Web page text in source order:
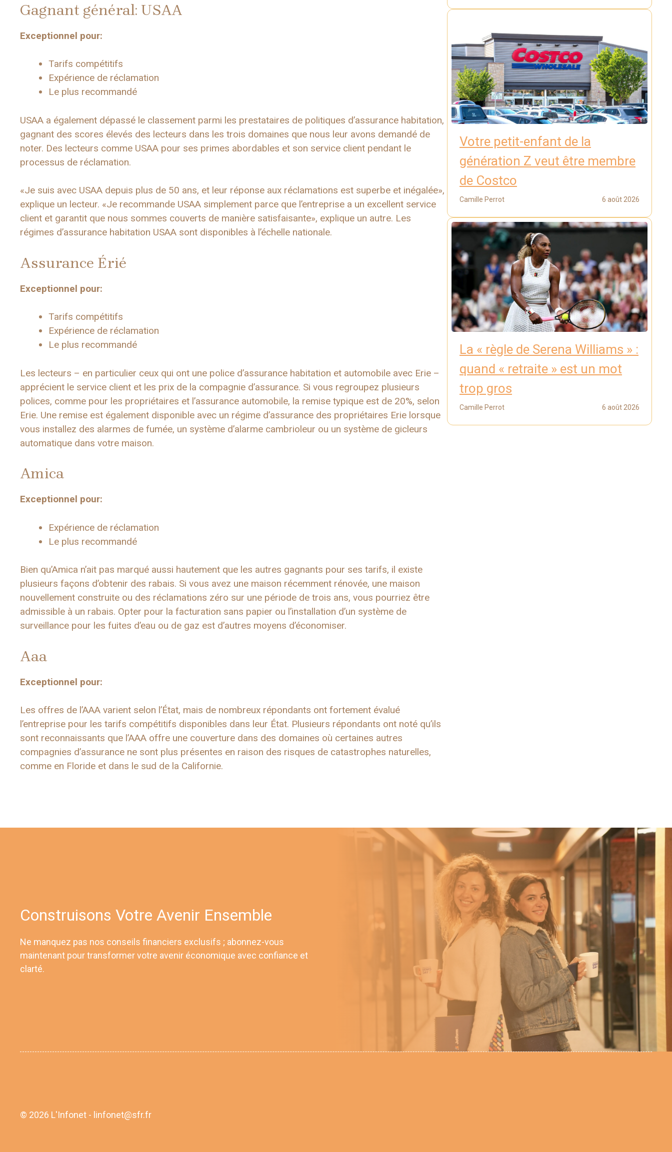
Gagnant général: USAA
Exceptionnel pour:
Tarifs compétitifs
Expérience de réclamation
Le plus recommandé
USAA a également dépassé le classement parmi les prestataires de politiques d’assurance habitation,
gagnant des scores élevés des lecteurs dans les trois domaines que nous leur avons demandé de
noter. Des lecteurs comme USAA pour ses primes abordables et son service client pendant le
processus de réclamation.
«Je suis avec USAA depuis plus de 50 ans, et leur réponse aux réclamations est superbe et inégalée»,
explique un lecteur. «Je recommande USAA simplement parce que l’entreprise a un excellent service
client et garantit que nous sommes couverts de manière satisfaisante», explique un autre. Les
régimes d’assurance habitation USAA sont disponibles à l’échelle nationale.
Assurance Érié
Exceptionnel pour:
Tarifs compétitifs
Expérience de réclamation
Le plus recommandé
Les lecteurs – en particulier ceux qui ont une police d’assurance habitation et automobile avec Erie –
apprécient le service client et les prix de la compagnie d’assurance. Si vous regroupez plusieurs
polices, comme pour les propriétaires et l’assurance automobile, la remise typique est de 20%, selon
Erie. Une remise est également disponible avec un régime d’assurance des propriétaires Erie lorsque
vous installez des alarmes de fumée, un système d’alarme cambrioleur ou un système de gicleurs
automatique dans votre maison.
Amica
Exceptionnel pour:
Expérience de réclamation
Le plus recommandé
Bien qu’Amica n’ait pas marqué aussi hautement que les autres gagnants pour ses tarifs, il existe
plusieurs façons d’obtenir des rabais. Si vous avez une maison récemment rénovée, une maison
nouvellement construite ou des réclamations zéro sur une période de trois ans, vous pourriez être
admissible à un rabais. Opter pour la facturation sans papier ou l’installation d’un système de
surveillance pour les fuites d’eau ou de gaz est d’autres moyens d’économiser.
Aaa
Exceptionnel pour:
Les offres de l’AAA varient selon l’État, mais de nombreux répondants ont fortement évalué
l’entreprise pour les tarifs compétitifs disponibles dans leur État. Plusieurs répondants ont noté qu’ils
sont reconnaissants que l’AAA offre une couverture dans des domaines où certaines autres
compagnies d’assurance ne sont plus présentes en raison des risques de catastrophes naturelles,
comme en Floride et dans le sud de la Californie.
Votre petit-enfant de la
génération Z veut être membre
de Costco
Camille Perrot 6 août 2026
La « règle de Serena Williams » :
quand « retraite » est un mot
trop gros
Camille Perrot 6 août 2026
Construisons Votre Avenir Ensemble
Ne manquez pas nos conseils financiers exclusifs ; abonnez-vous
maintenant pour transformer votre avenir économique avec confiance et
clarté.
© 2026 L'Infonet - linfonet@sfr.fr